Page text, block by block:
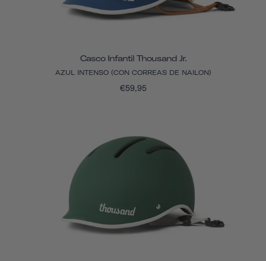
Casco Infantil Thousand Jr.
AZUL INTENSO (CON CORREAS DE NAILON)
€59,95